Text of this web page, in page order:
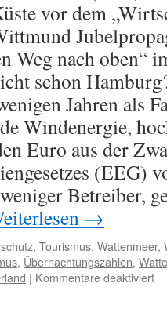
vor dem
Weg nach oben“
schon
Jahren als
Windenergie,
Euro aus der
(EEG)
Betreiber,
→
, Tourismus, Wattenmeer,
, Übernachtungszahlen,
| Kommentare deaktiviertfür